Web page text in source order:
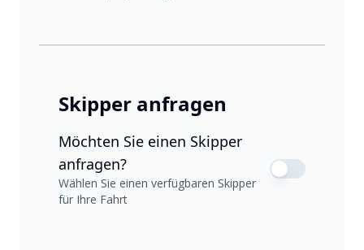
Skipper anfragen
Möchten Sie einen Skipper
anfragen?
Wählen Sie einen verfügbaren Skipper
für Ihre Fahrt